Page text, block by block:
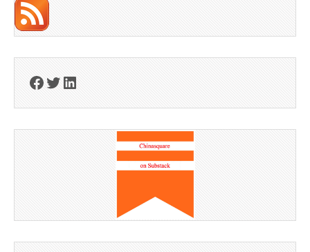
Facebook
Twitter
LinkedIn